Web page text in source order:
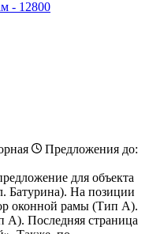
Предложения до:
для объекта
Батурина). На позиции
оконной рамы (Тип А).
А). Последняя страница